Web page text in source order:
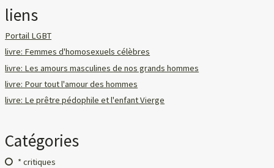
liens
Portail LGBT
livre: Femmes d'homosexuels célèbres
livre: Les amours masculines de nos grands hommes
livre: Pour tout l'amour des hommes
livre: Le prêtre pédophile et l'enfant Vierge
Catégories
* critiques